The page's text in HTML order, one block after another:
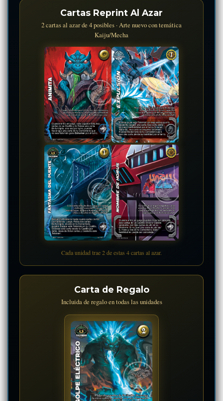
Cartas Reprint Al Azar
2 cartas al azar de 4 posibles · Arte nuevo con temática
Kaiju/Mecha
Cada unidad trae 2 de estas 4 cartas al azar.
Carta de Regalo
Incluida de regalo en todas las unidades